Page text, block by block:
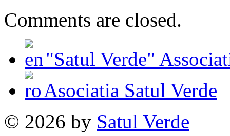
Comments are closed.
"Satul Verde"
Asociatia Satul Verde
© 2026 by Satul Verde